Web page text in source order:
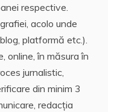
respective.
acolo unde
platformă etc.).
online, în măsura în
jurnalistic,
din minim 3
redacția